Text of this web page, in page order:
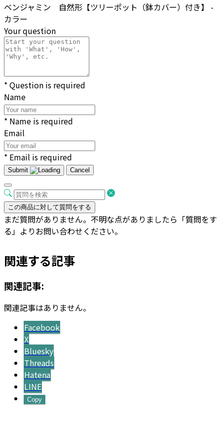
ベンジャミン 自然形【ツリーポット（鉢カバー）付き】 -
カラー
Your question
* Question is required
Name
* Name is required
Email
* Email is required
Submit Cancel
この商品に対して質問をする
まだ質問がありません。不明な点がありましたら「質問をす
る」よりお問い合わせください。
関連する記事
関連記事:
関連記事はありません。
Facebook
X
Bluesky
Threads
Hatena
LINE
Copy